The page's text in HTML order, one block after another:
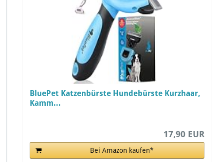
BluePet Katzenbürste Hundebürste Kurzhaar,
Kamm...
17,90 EUR
Bei Amazon kaufen*